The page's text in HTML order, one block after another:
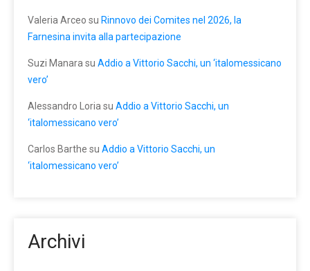
Valeria Arceo su Rinnovo dei Comites nel 2026, la
Farnesina invita alla partecipazione
Suzi Manara su Addio a Vittorio Sacchi, un ‘italomessicano
vero’
Alessandro Loria su Addio a Vittorio Sacchi, un
‘italomessicano vero’
Carlos Barthe su Addio a Vittorio Sacchi, un
‘italomessicano vero’
Archivi